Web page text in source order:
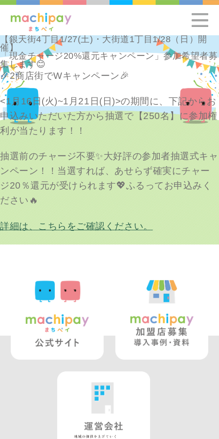
【銀天街4丁目1/27(土)・大街道1丁目1/28（日）開
催】
「現金チャージ20%還元キャンペーン」参加希望者募
集します😊
🎉2商店街でWキャンペーン🎉
<1月16日(火)~1月21日(日)>の期間に、下記からお
申込みいただいた方から抽選で【250名】に参加権
利が当たります！！
抽選前のチャージ不要✨大好評の参加者抽選式キャ
ンペーン！！当選すれば、あせらず確実にチャー
ジ20％還元が受けられます💖ふるってお申込みく
ださい🔥
詳細は、こちらをご確認ください。